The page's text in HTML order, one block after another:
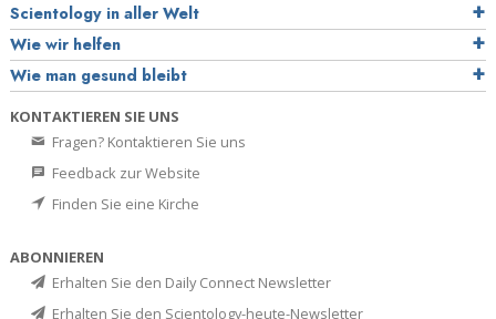
Scientology in aller Welt
Wie wir helfen
Wie man gesund bleibt
KONTAKTIEREN SIE UNS
Fragen? Kontaktieren Sie uns
Feedback zur Website
Finden Sie eine Kirche
ABONNIEREN
Erhalten Sie den Daily Connect Newsletter
Erhalten Sie den Scientology-heute-Newsletter